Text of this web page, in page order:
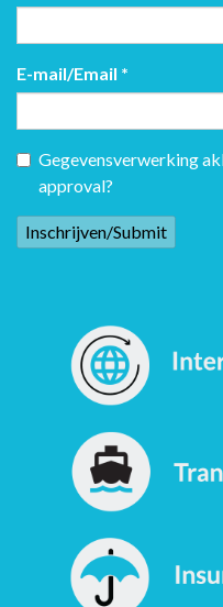
E-mail/Email *
Gegevensverwerking
approval?